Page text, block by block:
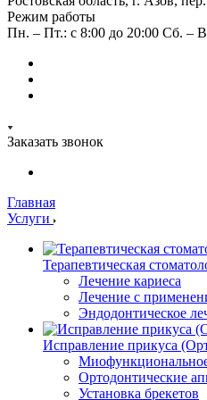
Режим работы
Пн. – Пт.: с 8:00 до 20:00 Сб. –
Заказать звонок
Главная
Услуги
Терапевтическая
Лечение кариеса
Лечение с
Эндодонтическое
Исправление прикуса
Ортодонтические
Установка брекетов